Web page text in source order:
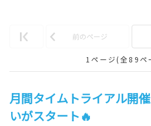
前のページ
1ページ(全89ペ
月間タイムトライアル開
いがスタート🔥